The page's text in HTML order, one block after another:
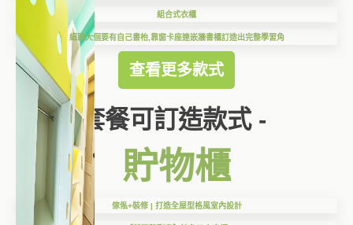
組合式衣櫃
細路大個要有自己書枱,靠窗卡座連嵌牆書櫃訂造出完整學習角
查看更多款式
套餐可訂造款式 -
貯物櫃
傢俬+裝修 | 打造全屋型格風室內設計